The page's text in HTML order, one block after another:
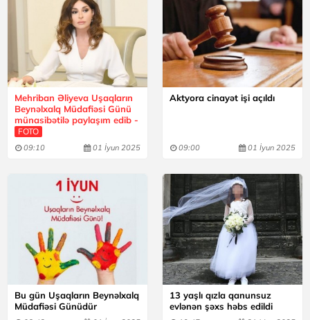
Mehriban Əliyeva Uşaqların
Beynəlxalq Müdafiəsi Günü
münasibətilə paylaşım edib -
FOTO
09:10 01 İyun 2025
Aktyora cinayət işi açıldı
09:00 01 İyun 2025
Bu gün Uşaqların Beynəlxalq
Müdafiəsi Günüdür
13 yaşlı qızla qanunsuz
evlənən şəxs həbs edildi